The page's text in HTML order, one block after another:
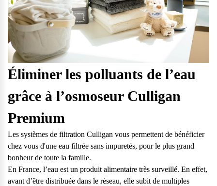
Éliminer les polluants de l’eau
grâce à l’osmoseur Culligan
Premium
Les systèmes de filtration Culligan vous permettent de bénéficier
chez vous d'une eau filtrée sans impuretés, pour le plus grand
bonheur de toute la famille.
En France, l’eau est un produit alimentaire très surveillé. En effet,
avant d’être distribuée dans le réseau, elle subit de multiples